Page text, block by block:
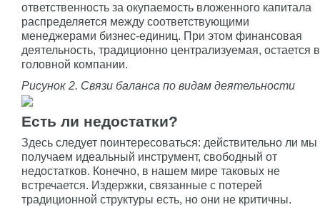
ответственность за окупаемость вложенного капитала
распределяется между соответствующими
менеджерами бизнес-единиц. При этом финансовая
деятельность, традиционно централизуемая, остается в
головной компании.
Рисунок 2. Связи баланса по видам деятельности
Есть ли недостатки?
Здесь следует поинтересоваться: действительно ли мы
получаем идеальный инструмент, свободный от
недостатков. Конечно, в нашем мире таковых не
встречается. Издержки, связанные с потерей
традиционной структуры есть, но они не критичны.